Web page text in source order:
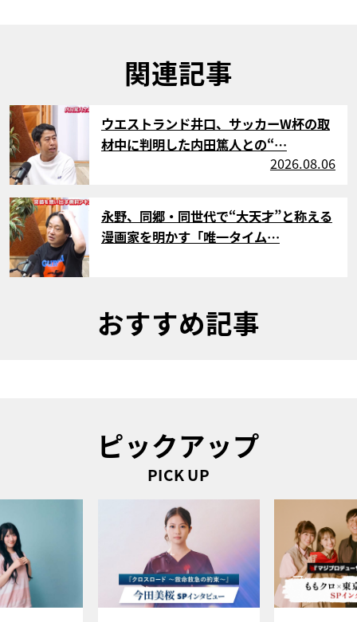
関連記事
サムネイル
ウエストランド井口、サッカーW杯の取
材中に判明した内田篤人との“…
2026.08.06
サムネイル
永野、同郷・同世代で“大天才”と称える
漫画家を明かす「唯一タイム…
おすすめ記事
ピックアップ
PICK UP